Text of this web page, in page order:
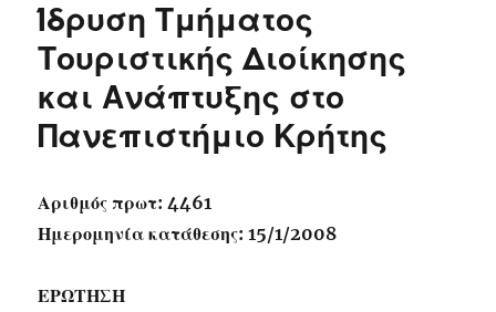
Ίδρυση Τμήματος
Τουριστικής Διοίκησης
και Ανάπτυξης στο
Πανεπιστήμιο Κρήτης
Αριθμός πρωτ: 4461
Ημερομηνία κατάθεσης: 15/1/2008
ΕΡΩΤΗΣΗ